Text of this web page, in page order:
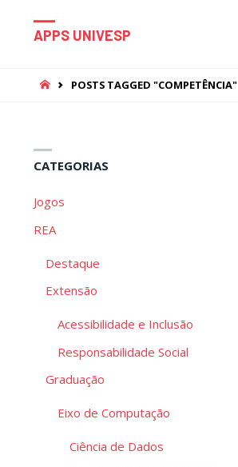
APPS UNIVESP
HOMEPOSTS TAGGED "COMPETÊNCIA"
CATEGORIAS
Jogos
REA
Destaque
Extensão
Acessibilidade e Inclusão
Responsabilidade Social
Graduação
Eixo de Computação
Ciência de Dados